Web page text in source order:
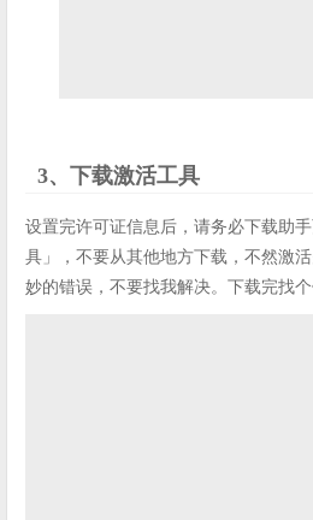
3、下载激活工具
设置完许可证信息后，请务必下载助
具」，不要从其他地方下载，不然激
妙的错误，不要找我解决。下载完找